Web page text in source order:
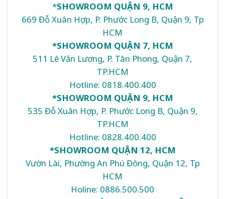
*SHOWROOM QUẬN 9, HCM
669 Đỗ Xuân Hợp, P. Phước Long B, Quận 9, Tp
HCM
*SHOWROOM QUẬN 7, HCM
511 Lê Văn Lương, P. Tân Phong, Quận 7,
TP.HCM
Hotline: 0818.400.400
*SHOWROOM QUẬN 9, HCM
535 Đỗ Xuân Hợp, P. Phước Long B, Quận 9,
TP.HCM
Hotline: 0828.400.400
*SHOWROOM QUẬN 12, HCM
Vườn Lài, Phường An Phú Đông, Quận 12, Tp
HCM
Holine: 0886.500.500